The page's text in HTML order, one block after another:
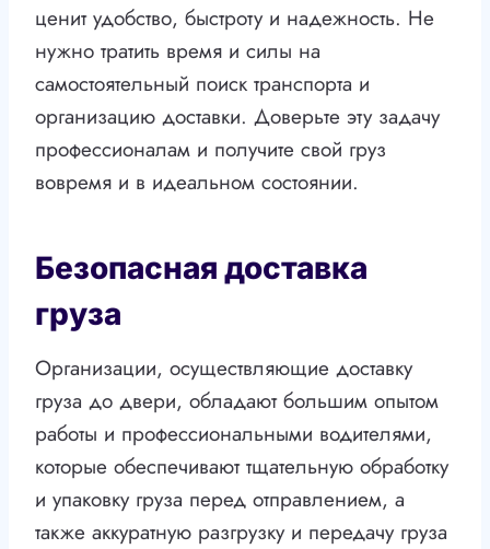
ценит удобство, быстроту и надежность. Не
нужно тратить время и силы на
самостоятельный поиск транспорта и
организацию доставки. Доверьте эту задачу
профессионалам и получите свой груз
вовремя и в идеальном состоянии.
Безопасная доставка
груза
Организации, осуществляющие доставку
груза до двери, обладают большим опытом
работы и профессиональными водителями,
которые обеспечивают тщательную обработку
и упаковку груза перед отправлением, а
также аккуратную разгрузку и передачу груза